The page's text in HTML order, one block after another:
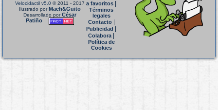
Velocidactil v5.0 © 2011 - 2017
Ilustrado porMach&Guito
Desarrollado porCésar
Patiño
a favoritos
Términos
legales
Contacto|
Publicidad
Colabora|
Política de
Cookies